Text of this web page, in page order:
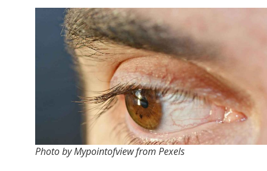
Photo by Mypointofview from Pexels